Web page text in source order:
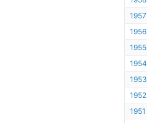
1957
1956
1955
1954
1953
1952
1951